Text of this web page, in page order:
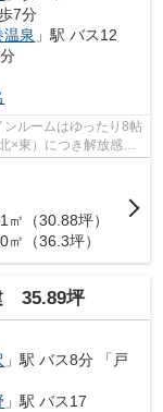
7分
温泉 」駅 バス12
ルームはゆったり8帖
×東）につき解放感＆
（30.88坪）
（36.3坪）
35.89坪
」駅 バス8分 「戸
」駅 バス17